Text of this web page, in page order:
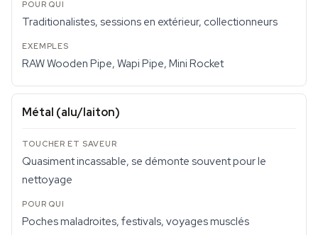
Traditionalistes, sessions en extérieur, collectionneurs
RAW Wooden Pipe, Wapi Pipe, Mini Rocket
Métal (alu/laiton)
Quasiment incassable, se démonte souvent pour le
nettoyage
Poches maladroites, festivals, voyages musclés